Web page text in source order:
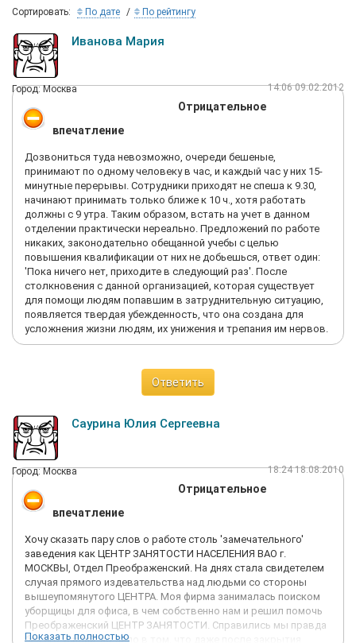
Сортировать: По дате По рейтингу
Иванова Мария
Город: Москва 14:06 09.02.2012
Отрицательное
впечатление
Дозвониться туда невозможно, очереди бешеные,
принимают по одному человеку в час, и каждый час у них 15-
минутные перерывы. Сотрудники приходят не спеша к 9.30,
начинают принимать только ближе к 10 ч., хотя работать
должны с 9 утра. Таким образом, встать на учет в данном
отделении практически нереально. Предложений по работе
никаких, законодательно обещанной учебы с целью
повышения квалификации от них не добьешься, ответ один:
'Пока ничего нет, приходите в следующий раз'. После
столкновения с данной организацией, которая существует
для помощи людям попавшим в затруднительную ситуацию,
появляется твердая убежденность, что она создана для
усложнения жизни людям, их унижения и трепания им нервов.
Ответить
Саурина Юлия Сергеевна
Город: Москва 18:24 18.08.2010
Отрицательное
впечатление
Хочу сказать пару слов о работе столь 'замечательного'
заведения как ЦЕНТР ЗАНЯТОСТИ НАСЕЛЕНИЯ ВАО г.
МОСКВЫ, Отдел Преображенский. На днях стала свидетелем
случая прямого издевательства над людьми со стороны
вышеупомянутого ЦЕНТРА. Моя фирма занималась поиском
уборщицы для офиса, в чем собственно нам и решил помочь
Преображенский ЦЕНТР ЗАНЯТОСТИ. Справились мы правда
без его усилий, но дело в том, что даже после закрытия
Показать полностью